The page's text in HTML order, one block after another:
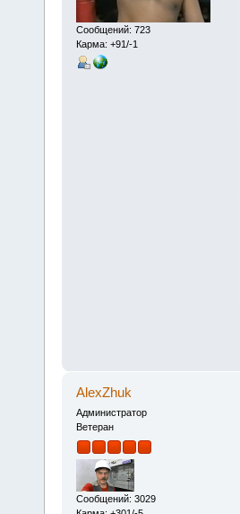
Сообщений: 723
Карма: +91/-1
AlexZhuk
Администратор
Ветеран
Сообщений: 3029